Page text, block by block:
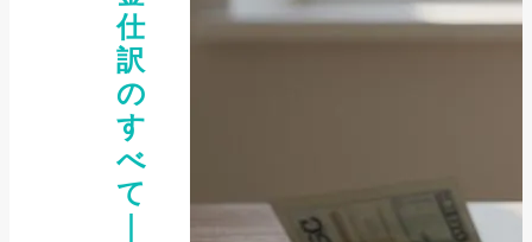
仕
訳
の
す
べ
て